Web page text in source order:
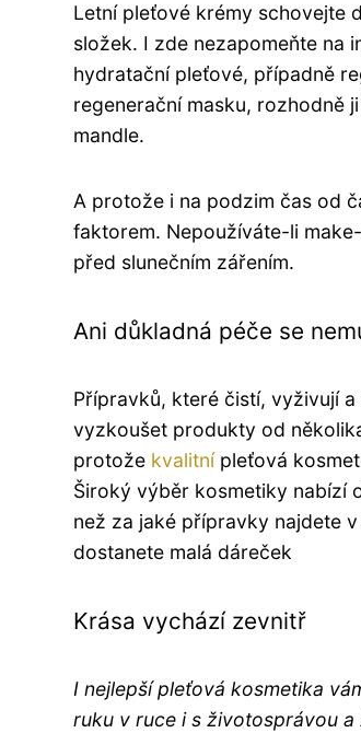
Letní pleťové krémy schovejte
složek. I zde nezapomeňte na
hydratační pleťové, případně
regenerační masku, rozhodně
mandle.
A protože i na podzim čas od
faktorem. Nepoužíváte-li
před slunečním zářením.
Ani důkladná péče se
Přípravků, které čistí, vyživují
vyzkoušet produkty od
protože kvalitnípleťová
Široký výběr kosmetiky nabízí
než za jaké přípravky najdete
dostanete malá dáreček
Krása vychází zevnitř
I nejlepší pleťová kosmetika
ruku v ruce i s životosprávou a